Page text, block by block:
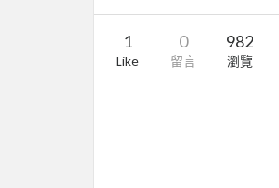
1
Like
0
留言
982
瀏覽